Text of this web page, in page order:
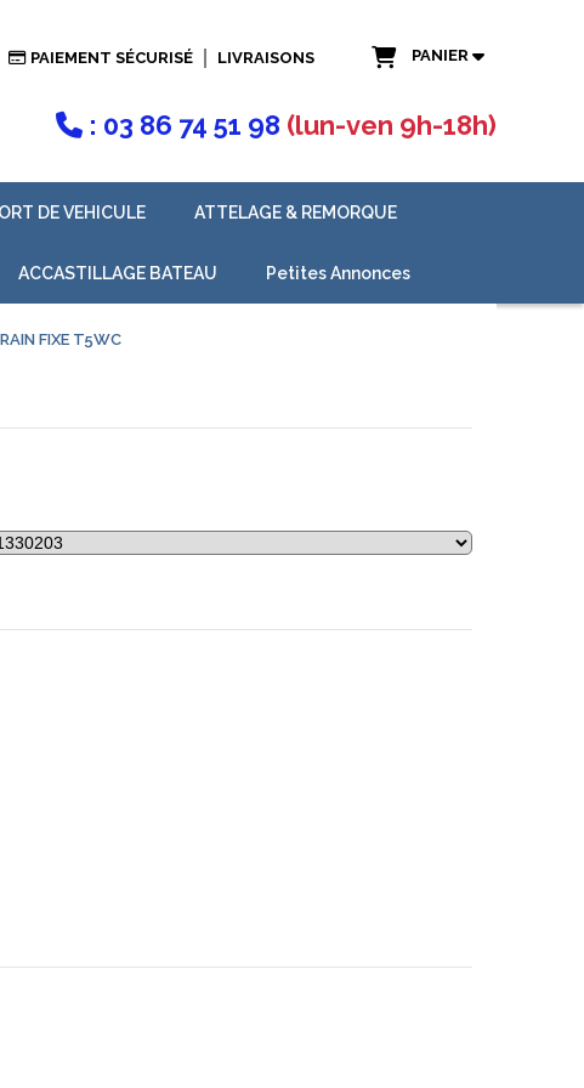
 : 03 86 74 51 98 (lun-ven 9h-18h)
PAIEMENT SÉCURISÉ LIVRAISONS PANIER
DE VEHICULE ATTELAGE & REMORQUE
ACCASTILLAGE BATEAU Petites Annonces
FIXE T5WC